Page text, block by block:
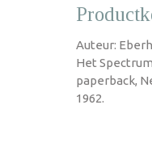
Auteur:
Het
paperback,
1962.